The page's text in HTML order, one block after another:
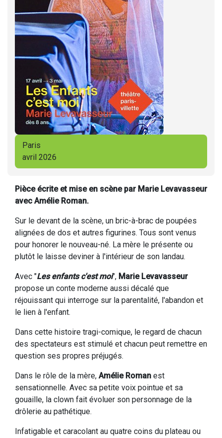
Paris
avril 2026
Pièce écrite et mise en scène par Marie Levavasseur
avec Amélie Roman.
Sur le devant de la scène, un bric-à-brac de poupées
alignées de dos et autres figurines. Tous sont venus
pour honorer le nouveau-né. La mère le présente ou
plutôt le laisse deviner à l'intérieur de son landau.
Avec "Les enfants c'est moi", Marie Levavasseur
propose un conte moderne aussi décalé que
réjouissant qui interroge sur la parentalité, l'abandon et
le lien à l'enfant.
Dans cette histoire tragi-comique, le regard de chacun
des spectateurs est stimulé et chacun peut remettre en
question ses propres préjugés.
Dans le rôle de la mère, Amélie Roman est
sensationnelle. Avec sa petite voix pointue et sa
gouaille, la clown fait évoluer son personnage de la
drôlerie au pathétique.
Infatigable et caracolant au quatre coins du plateau ou